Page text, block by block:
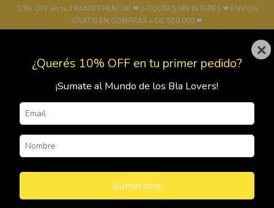
10% OFF en tu TRANSFERENCIA! ❤ 6 CUOTAS SIN INTERÉS ❤ ENVIOS
GRATIS EN COMPRAS + DE $50.000 ❤
0
×
¿Querés 10% OFF en tu primer pedido?
¡Sumate al Mundo de los Bla Lovers!
Sumarmse